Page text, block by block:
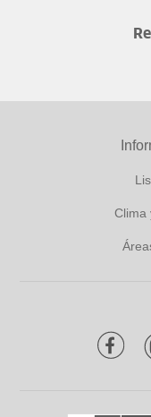
Clima